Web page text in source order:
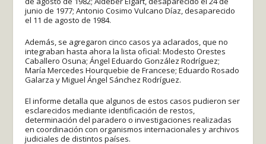
junio de 1977; Antonio Cosimo Vulcano Díaz, desaparecido
el 11 de agosto de 1984.
Además, se agregaron cinco casos ya aclarados, que no
integraban hasta ahora la lista oficial: Modesto Orestes
Caballero Osuna; Ángel Eduardo González Rodríguez;
María Mercedes Hourquebie de Francese; Eduardo Rosado
Galarza y Miguel Ángel Sánchez Rodríguez.
El informe detalla que algunos de estos casos pudieron ser
esclarecidos mediante identificación de restos,
determinación del paradero o investigaciones realizadas
en coordinación con organismos internacionales y archivos
judiciales de distintos países.